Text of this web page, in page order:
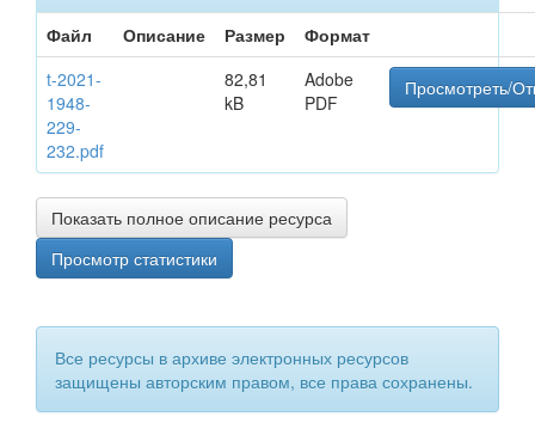
Файл
Описание Размер
Формат
t-2021-
1948-
229-
232.pdf
82,81
kB
Adobe
PDF
Просмотреть/
Показать полное описание ресурса
Просмотр статистики
Все ресурсы в архиве электронных ресурсов
защищены авторским правом, все права сохранены.